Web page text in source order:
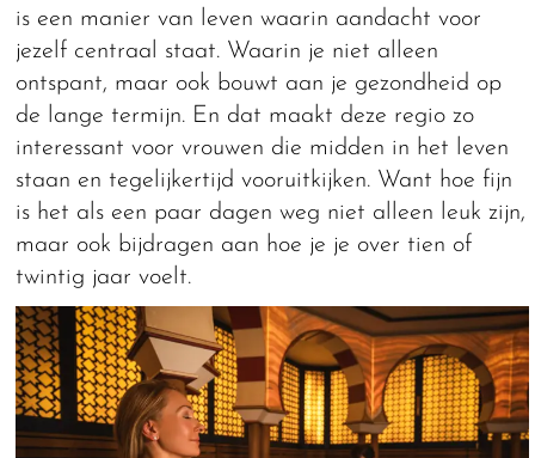
is een manier van leven waarin aandacht voor
jezelf centraal staat. Waarin je niet alleen
ontspant, maar ook bouwt aan je gezondheid op
de lange termijn. En dat maakt deze regio zo
interessant voor vrouwen die midden in het leven
staan en tegelijkertijd vooruitkijken. Want hoe fijn
is het als een paar dagen weg niet alleen leuk zijn,
maar ook bijdragen aan hoe je je over tien of
twintig jaar voelt.